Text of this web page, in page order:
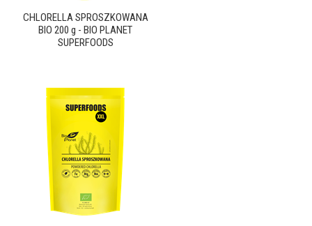
CHLORELLA SPROSZKOWANA
BIO 200 g - BIO PLANET
SUPERFOODS